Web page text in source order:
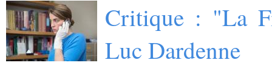
Critique : "La
Luc Dardenne